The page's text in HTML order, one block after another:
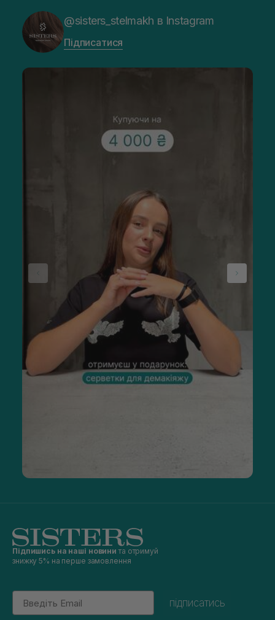
@sisters_stelmakh в Instagram
Підписатися
Підпишись на наші новини та отримуй
знижку 5% на перше замовлення
Email
підписатись